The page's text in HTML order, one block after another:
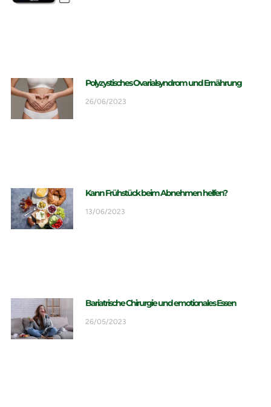
Polyzystisches Ovarialsyndrom und Ernährung
26/06/2023
Kann Frühstück beim Abnehmen helfen?
13/06/2023
Bariatrische Chirurgie und emotionales Essen
26/05/2023